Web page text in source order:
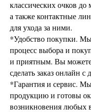
классических очков
а также контактные
для ухода за ними.
*Удобство покупки.
процесс выбора и
и приятным. Вы
сделать заказ онлайн
*Гарантия и сервис.
продукцию и готовы
возникновения любых